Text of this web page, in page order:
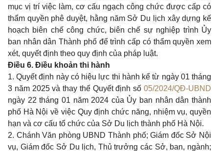
mục vị trí việc làm, cơ cấu ngạch công chức được cấp có
thẩm quyền phê duyệt, hằng năm Sở Du lịch xây dựng kế
hoạch biên chế công chức, biên chế sự nghiệp trình Ủy
ban nhân dân Thành phố để trình cấp có thẩm quyền xem
xét, quyết định theo quy định của pháp luật.
Điều 6. Điều khoản thi hành
1. Quyết định này có hiệu lực thi hành kể từ ngày 01 tháng
3 năm 2025 và thay thế Quyết định số 05/2024/QĐ-UBND
ngày 22 tháng 01 năm 2024 của Ủy ban nhân dân thành
phố Hà Nội về việc Quy định chức năng, nhiệm vụ, quyền
hạn và cơ cấu tổ chức của Sở Du lịch thành phố Hà Nội.
2. Chánh Văn phòng UBND Thành phố; Giám đốc Sở Nội
vụ, Giám đốc Sở Du lịch, Thủ trưởng các Sở, ban, ngành;